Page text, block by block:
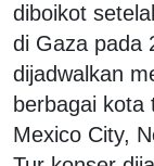
diboikot
di Gaza pada
dijadwalkan
berbagai kota
Mexico City,